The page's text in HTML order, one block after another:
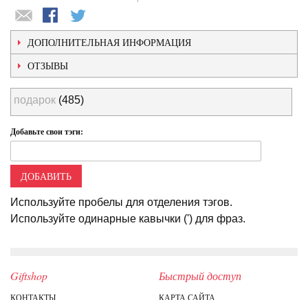
ДОПОЛНИТЕЛЬНАЯ ИНФОРМАЦИЯ
ОТЗЫВЫ
подарок (485)
Добавьте свои тэги:
ДОБАВИТЬ
Используйте пробелы для отделения тэгов.
Используйте одинарные кавычки (') для фраз.
Giftshop
КОНТАКТЫ
Быстрый доступ
КАРТА САЙТА